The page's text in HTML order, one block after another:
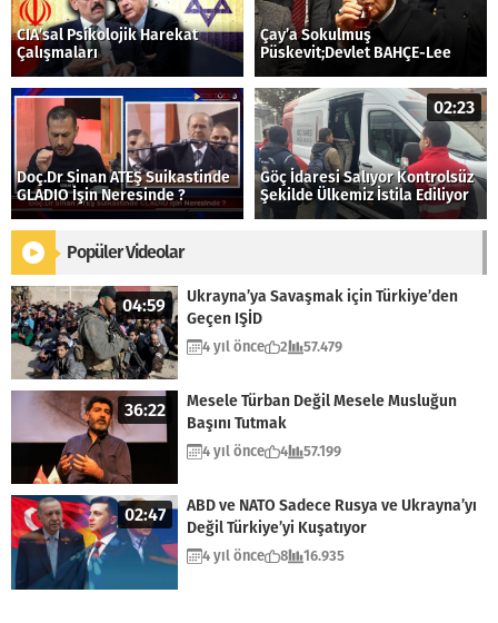
CIA’sal Psikolojik Harekat
Çalışmaları
Çay’a Sokulmuş
Püskevit;Devlet BAHÇE-Lee
Doç.Dr Sinan ATEŞ Suikastinde
GLADIO İşin Neresinde ?
02:23
Göç İdaresi Salıyor Kontrolsüz
Şekilde Ülkemiz İstila Ediliyor
Popüler Videolar
04:59
Ukrayna’ya Savaşmak için Türkiye’den
Geçen IŞİD
4 yıl önce 2 57.479
36:22
Mesele Türban Değil Mesele Musluğun
Başını Tutmak
4 yıl önce 4 57.199
02:47
ABD ve NATO Sadece Rusya ve Ukrayna’yı
Değil Türkiye’yi Kuşatıyor
4 yıl önce 8 16.935